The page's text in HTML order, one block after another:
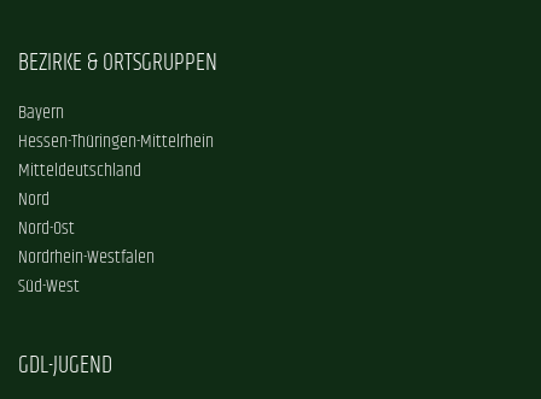
BEZIRKE & ORTSGRUPPEN
Bayern
Hessen-Thüringen-Mittelrhein
Mitteldeutschland
Nord
Nord-Ost
Nordrhein-Westfalen
Süd-West
GDL-JUGEND